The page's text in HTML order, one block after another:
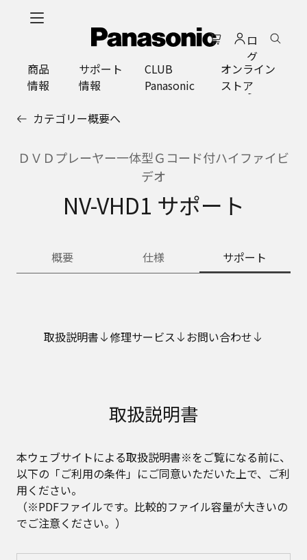
ロ
グ
イ
ン
商品
情報
サポート
情報
CLUB
Panasonic
オンライン
ストア
カテゴリー概要へ
ＤＶＤプレーヤー一体型Ｇコード付ハイファイビ
デオ
NV-VHD1 サポート
概要 仕様 サポート
取扱説明書 修理サービス お問い合わせ
取扱説明書
本ウェブサイトによる取扱説明書※をご覧になる前に、
以下の「ご利用の条件」にご同意いただいた上で、ご利
用ください。
（※PDFファイルです。比較的ファイル容量が大きいの
でご注意ください。）